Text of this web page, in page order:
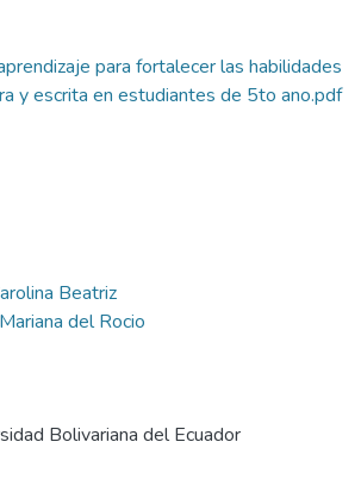
para fortalecer las habilidades
y escrita en estudiantes de 5to ano.pdf
Beatriz
del Rocio
Bolivariana del Ecuador